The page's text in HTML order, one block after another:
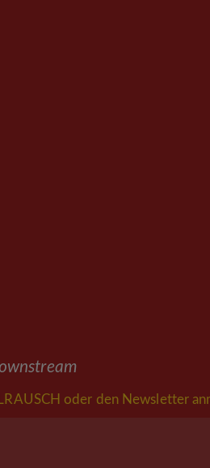
oder den Newsletter